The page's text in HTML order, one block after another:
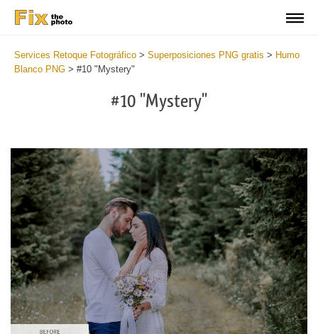
Services Retoque Fotográfico > Superposiciones PNG gratis > Humo
Blanco PNG > #10 "Mystery"
#10 "Mystery"